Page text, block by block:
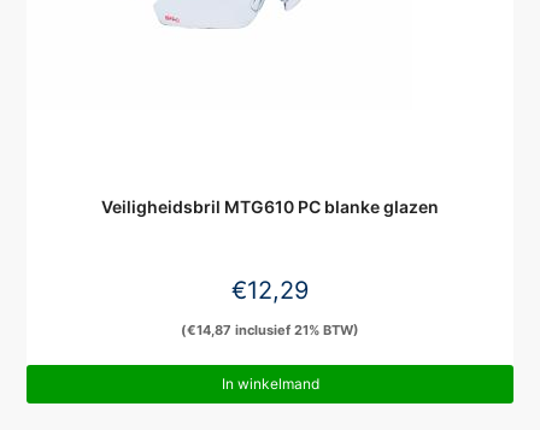
Veiligheidsbril MTG610 PC blanke glazen
€12,29
(€14,87 inclusief 21% BTW)
In winkelmand